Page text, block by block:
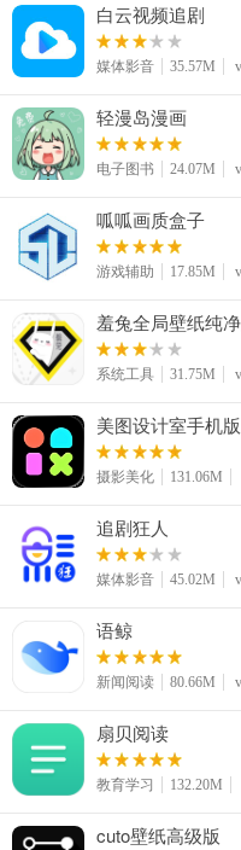
白云视频追剧
媒体影音 35.57M
轻漫岛漫画
电子图书 24.07M
呱呱画质盒子
游戏辅助 17.85M
羞兔全局壁纸纯
系统工具 31.75M
美图设计室手机版
摄影美化 131.06M
追剧狂人
媒体影音 45.02M
语鲸
新闻阅读 80.66M
扇贝阅读
教育学习 132.20M
cuto壁纸高级版